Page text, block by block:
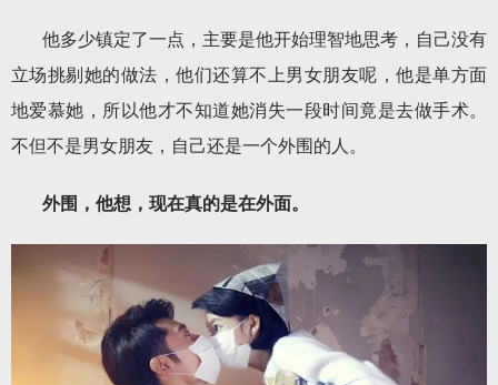
他多少镇定了一点，主要是他开始理智地思考，自己没有
立场挑剔她的做法，他们还算不上男女朋友呢，他是单方面
地爱慕她，所以他才不知道她消失一段时间竟是去做手术。
不但不是男女朋友，自己还是一个外围的人。
外围，他想，现在真的是在外面。